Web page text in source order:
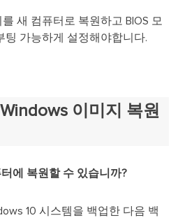
새 컴퓨터로 복원하고 BIOS 모
팅 가능하게 설정해야합니다.
이미지 복원
터에 복원할 수 있습니까?
10 시스템을 백업한 다음 백